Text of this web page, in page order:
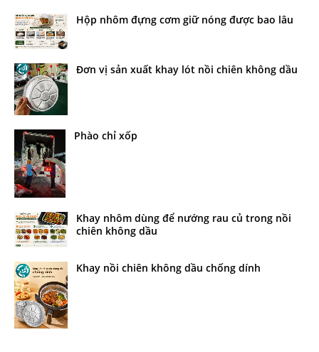
Hộp nhôm đựng cơm giữ nóng được bao lâu
Đơn vị sản xuất khay lót nồi chiên không dầu
Phào chỉ xốp
Khay nhôm dùng để nướng rau củ trong nồi
chiên không dầu
Khay nồi chiên không dầu chống dính